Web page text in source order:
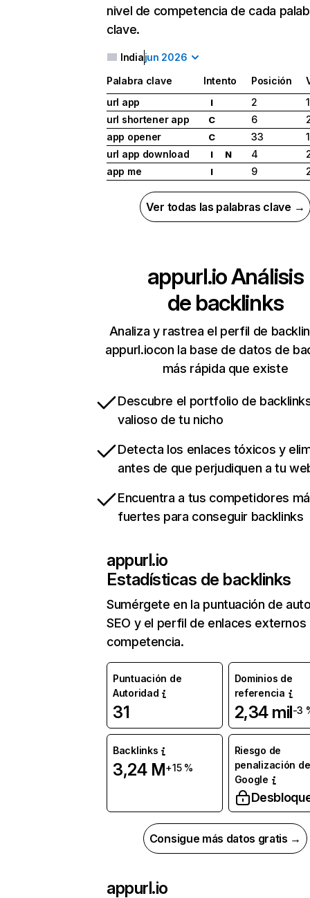
nivel de competencia de cada
clave.
Indiajun 2026
Palabra clave Intento Posición
url app
I 2
url shortener app
C 6
app opener
C 33
url app download
I N 4
app me
I 9
Ver todas las palabras clave →
appurl.ioAnálisis
de backlinks
Analiza y rastrea el perfil de
appurl.iocon la base de datos de
más rápida que existe
Descubre el portfolio de
valioso de tu nicho
Detecta los enlaces tóxicos y
antes de que perjudiquen a tu
Encuentra a tus competidores
fuertes para conseguir backlinks
appurl.io
Estadísticas de backlinks
Sumérgete en la puntuación de
SEO y el perfil de enlaces externos
competencia.
Puntuación de
Autoridad
31
Dominios de
referencia
2,34 mil-3
Backlinks
3,24 M+15 %
Riesgo de
penalización de
Google
Consigue más datos gratis →
appurl.io